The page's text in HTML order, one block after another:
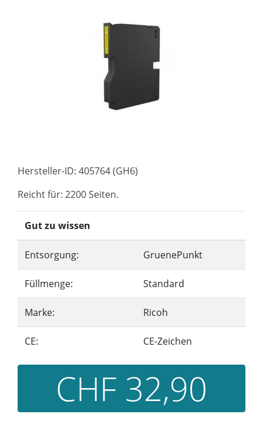
Hersteller-ID: 405764 (GH6)
Reicht für: 2200 Seiten.
Gut zu wissen
Entsorgung: GruenePunkt
Füllmenge: Standard
Marke: Ricoh
CE: CE-Zeichen
CHF 32,90